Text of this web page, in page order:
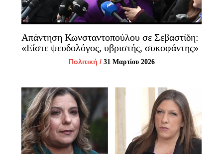
Απάντηση Κωνσταντοπούλου σε Σεβαστίδη:
«Είστε ψευδολόγος, υβριστής, συκοφάντης»
Πολιτική / 31 Μαρτίου 2026